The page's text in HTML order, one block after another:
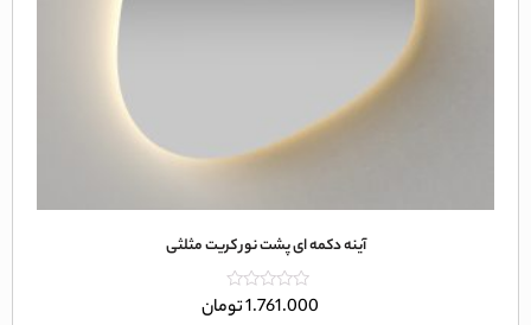
آینه دکمه ای پشت نور کریت مثلثی
امتیاز
1.761.000تومان